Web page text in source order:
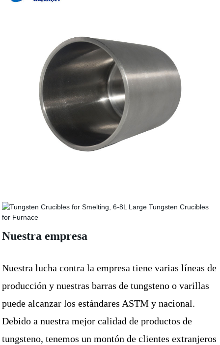
Nuestra empresa
Nuestra lucha contra la empresa tiene varias líneas de
producción y nuestras barras de tungsteno o varillas
puede alcanzar los estándares ASTM y nacional.
Debido a nuestra mejor calidad de productos de
tungsteno, tenemos un montón de clientes extranjeros